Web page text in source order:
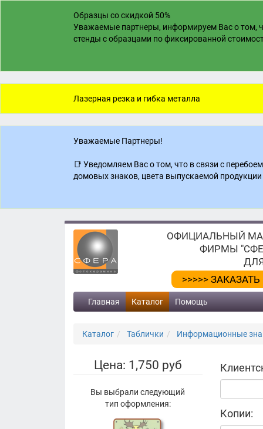
Образцы со скидкой 50%
Уважаемые партнеры, информируем Вас о том,
стенды с образцами по фиксированной
Лазерная резка и гибка металла
Уважаемые Партнеры!
📑 Уведомляем Вас о том, что в связи с
домовых знаков, цвета выпускаемой
ОФИЦИАЛЬНЫЙ
ФИРМЫ
>>>>>
Главная Каталог Помощь
Каталог Таблички Информационные
Цена: 1,750 руб
Вы выбрали следующий
тип оформления:
Копии: